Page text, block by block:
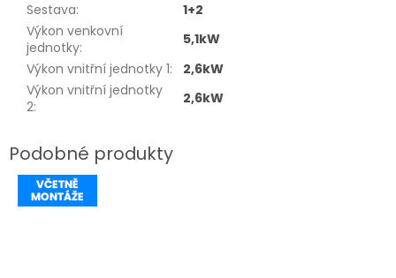
Sestava:
1+2
Výkon venkovní
jednotky:
5,1kW
Výkon vnitřní jednotky 1:
2,6kW
Výkon vnitřní jednotky
2: 2,6kW